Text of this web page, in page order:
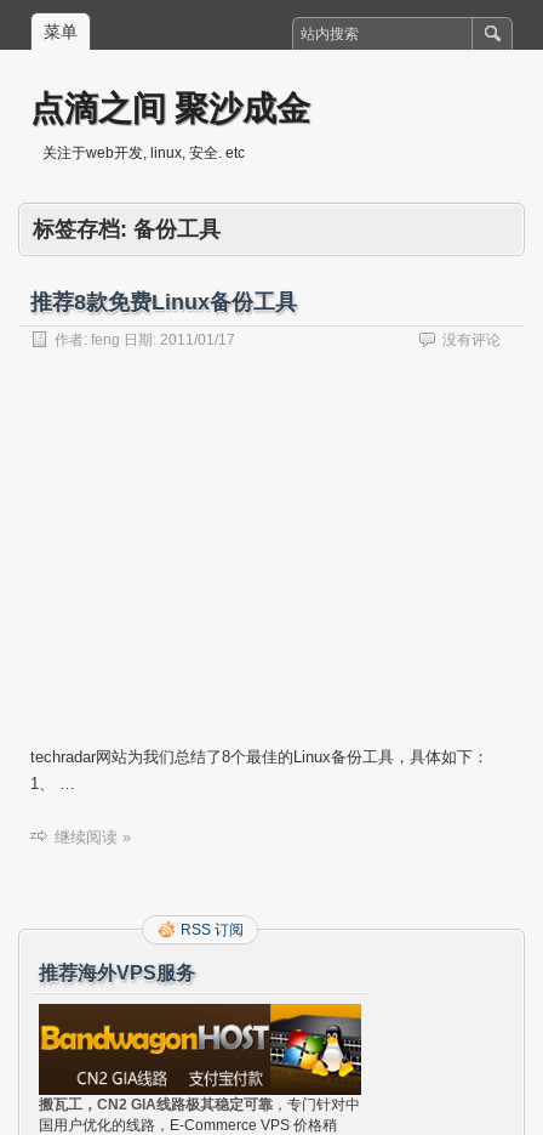
菜单
点滴之间 聚沙成金
关注于web开发, linux, 安全. etc
标签存档: 备份工具
推荐8款免费Linux备份工具
作者: feng 日期: 2011/01/17 没有评论
techradar网站为我们总结了8个最佳的Linux备份工具，具体如下：
1、 …
继续阅读 »
RSS 订阅
推荐海外VPS服务
搬瓦工，CN2 GIA线路极其稳定可靠 ，专门针对中
国用户优化的线路，E-Commerce VPS 价格稍